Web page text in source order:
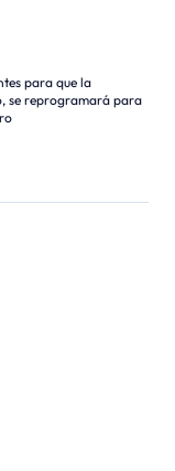
para que la
se reprogramará para